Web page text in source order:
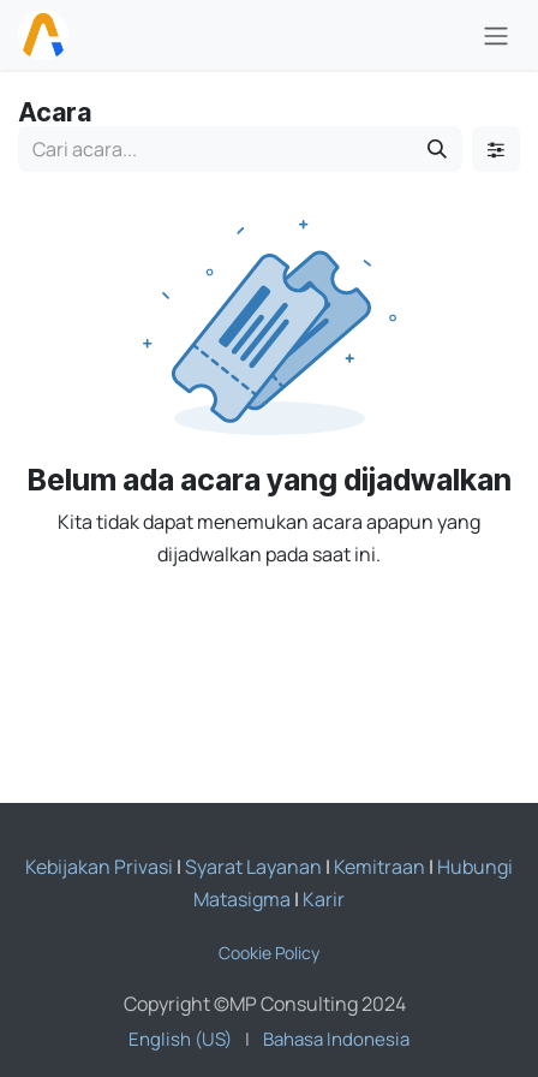
Skip ke Konten
Acara
Belum ada acara yang dijadwalkan
Kita tidak dapat menemukan acara apapun yang
dijadwalkan pada saat ini.
Kebijakan Privasi |Syarat Layanan | Kemitraan | Hubungi
Matasigma | Karir
Cookie Policy
Copyright ©MP Consulting 2024
English (US) | Bahasa Indonesia